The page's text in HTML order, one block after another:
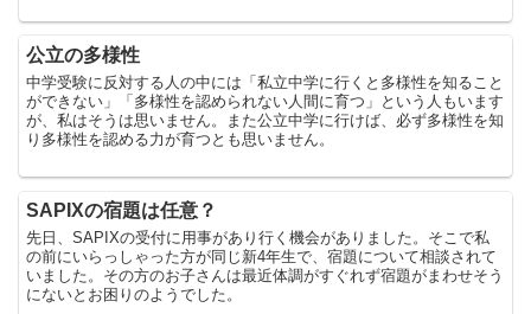
公立の多様性
中学受験に反対する人の中には「私立中学に行くと多様性を知ること
ができない」「多様性を認められない人間に育つ」という人もいます
が、私はそうは思いません。また公立中学に行けば、必ず多様性を知
り多様性を認める力が育つとも思いません。
SAPIXの宿題は任意？
先日、SAPIXの受付に用事があり行く機会がありました。そこで私
の前にいらっしゃった方が同じ新4年生で、宿題について相談されて
いました。その方のお子さんは最近体調がすぐれず宿題がまわせそう
にないとお困りのようでした。